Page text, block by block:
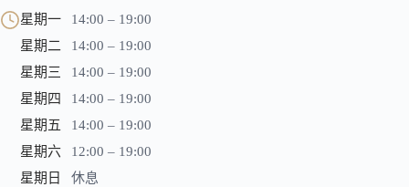
星期一
14:00 – 19:00
星期二
14:00 – 19:00
星期三
14:00 – 19:00
星期四
14:00 – 19:00
星期五
14:00 – 19:00
星期六
12:00 – 19:00
星期日
休息